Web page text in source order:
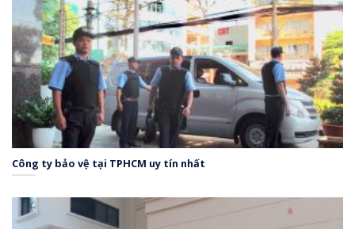
Công ty bảo vệ tại TPHCM uy tín nhất